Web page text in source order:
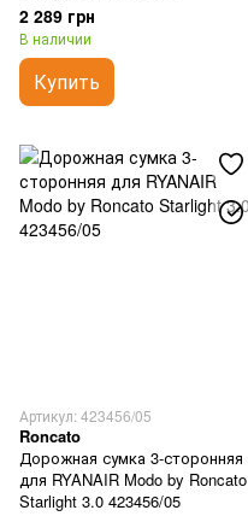
2 289 грн
В наличии
Купить
Артикул: 423456/05
Roncato
Дорожная сумка 3-сторонняя
для RYANAIR Modo by Roncato
Starlight 3.0 423456/05